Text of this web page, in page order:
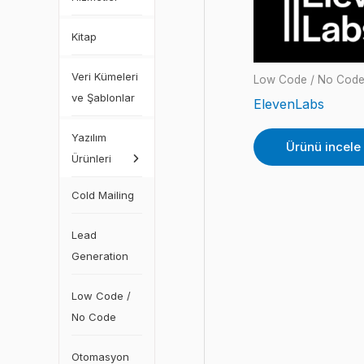
Kitap
Veri Kümeleri
ve Şablonlar
Yazılım
Ürünleri
Cold Mailing
Lead
Generation
Low Code /
No Code
Otomasyon
Low Code / No Code
ElevenLabs
Ürünü incele